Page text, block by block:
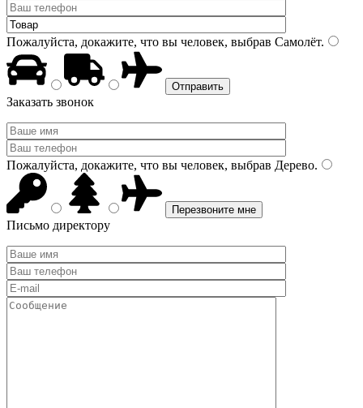
Пожалуйста, докажите, что вы человек, выбрав Самолёт.
Заказать звонок
Пожалуйста, докажите, что вы человек, выбрав Дерево.
Письмо директору